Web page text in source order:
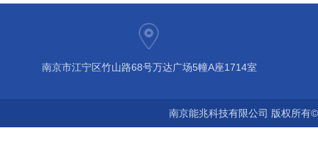
南京市江宁区竹山路68号万达广场5幢A座1714室
南京能兆科技有限公司 版权所有